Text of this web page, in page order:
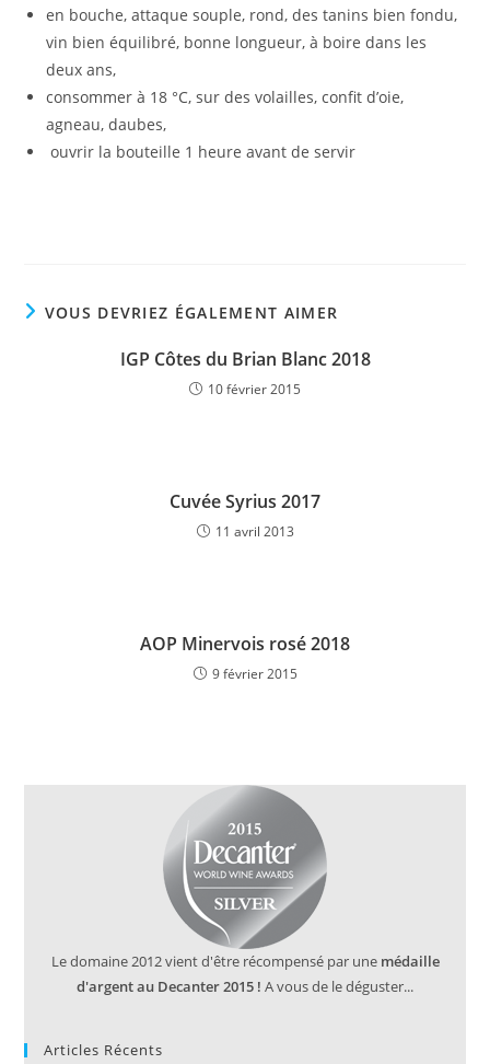
en bouche, attaque souple, rond, des tanins bien fondu,
vin bien équilibré, bonne longueur, à boire dans les
deux ans,
consommer à 18 °C, sur des volailles, confit d’oie,
agneau, daubes,
ouvrir la bouteille 1 heure avant de servir
VOUS DEVRIEZ ÉGALEMENT AIMER
IGP Côtes du Brian Blanc 2018
10 février 2015
Cuvée Syrius 2017
11 avril 2013
AOP Minervois rosé 2018
9 février 2015
Le domaine 2012 vient d'être récompensé par une médaille
d'argent au Decanter 2015 ! A vous de le déguster...
Articles Récents